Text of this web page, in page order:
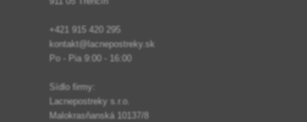
+421 915 420 295
kontakt@lacnepostreky.sk
Po - Pia 9:00 - 16:00
Sídlo firmy:
Lacnepostreky s.r.o.
Malokrasňanská 10137/8